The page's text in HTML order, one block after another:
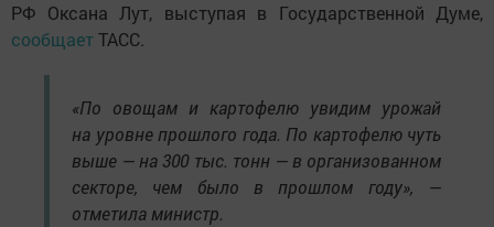
РФ Оксана Лут, выступая в Государственной Думе,
сообщаетТАСС.
«По овощам и картофелю увидим урожай
на уровне прошлого года. По картофелю чуть
выше — на 300 тыс. тонн — в организованном
секторе, чем было в прошлом году», —
отметила министр.